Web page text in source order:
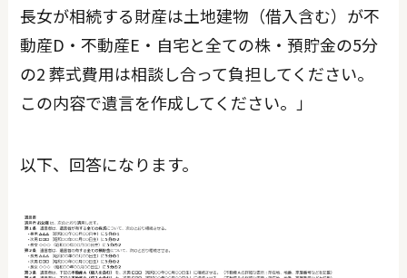
長女が相続する財産は土地建物（借入含む）が不
動産D・不動産E・自宅と全ての株・預貯金の5分
の2 葬式費用は相談し合って負担してください。
この内容で遺言を作成してください。」
以下、回答になります。